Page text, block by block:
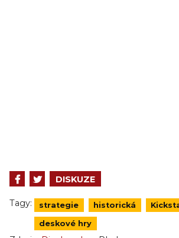
DISKUZE
Tagy: strategie historická
deskové hry